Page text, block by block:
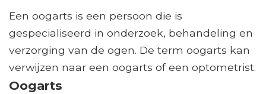
Een oogarts is een persoon die is
gespecialiseerd in onderzoek, behandeling en
verzorging van de ogen. De term oogarts kan
verwijzen naar een oogarts of een optometrist.
Oogarts